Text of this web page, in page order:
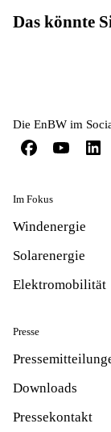
Das könnte
Die EnBW im
Im Fokus
Windenergie
Solarenergie
Elektromobilität
Presse
Downloads
Pressekontakt